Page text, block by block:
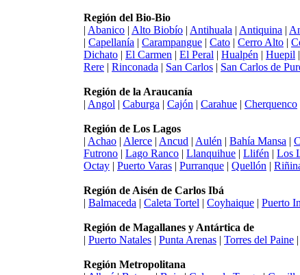
Región del Bio-Bio
| Abanico | Alto Biobío | Antihuala | Antiquina |
| Capellanía | Carampangue | Cato | Cerro Alto |
Dichato | El Carmen | El Peral | Hualpén | Huepil |
Rere | Rinconada | San Carlos | San Carlos de
Región de la Araucanía
| Angol | Caburga | Cajón | Carahue | Cherquenco
Región de Los Lagos
| Achao | Alerce | Ancud | Aulén | Bahía Mansa |
Futrono | Lago Ranco | Llanquihue | Llifén | Los
Octay | Puerto Varas | Purranque | Quellón |
Región de Aisén de Carlos Ibá
| Balmaceda | Caleta Tortel | Coyhaique | Puerto
Región de Magallanes y Antártica de
| Puerto Natales | Punta Arenas | Torres del Paine |
Región Metropolitana